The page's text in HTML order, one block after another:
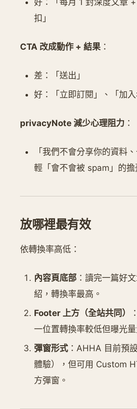
好：「每月 1 封深度文章
扣」
CTA 改成動作 + 結果 ：
差：「送出」
好：「立即訂閱」、「加入
privacyNote 減少心理阻力 ：
「我們不會分享你的資
輕「會不會被 spam」的擔
放哪裡最有效
依轉換率高低：
內容頁底部 ：讀完一篇好
紹，轉換率最高。
Footer 上方（全站共同）
一位置轉換率較低但曝光量
彈窗形式 ：AHHA 目前預
體驗），但可用 Custom
方彈窗。